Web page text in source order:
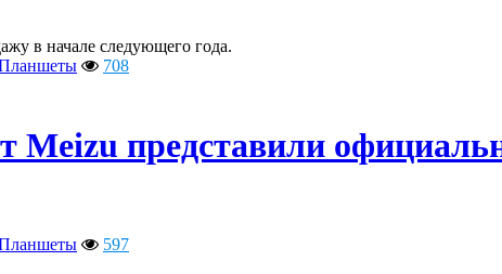
в начале следующего года.
708
Meizu представили
597